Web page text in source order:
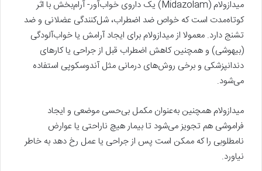
میدازولام (Midazolam) یک داروی خواب‌آور- آرام‌بخش با اثر
کوتاه‌مدت است که خواص ضد اضطراب، شل‌کنندگی عضلانی و ضد
تشنج دارد. معمولا از میدازولام برای ایجاد آرامش یا خواب‌آلودگی
(بیهوشی) و همچنین کاهش اضطراب قبل از جراحی یا کارهای
دندانپزشکی و برخی روش‌های درمانی مثل آندوسکوپی استفاده
می‌شود.
میدازولام همچنین به‌عنوان مکمل بی‌حسی موضعی و ایجاد
فراموشی هم تجویز می‌شود تا بیمار هیچ ناراحتی یا عوارض
نامطلوبی را که ممکن است پس از جراحی یا عمل رخ دهد به خاطر
نیاورد.